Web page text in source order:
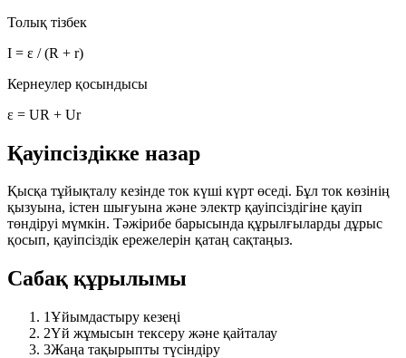
Толық тізбек
I = ε / (R + r)
Кернеулер қосындысы
ε = UR + Ur
Қауіпсіздікке назар
Қысқа тұйықталу кезінде ток күші күрт өседі. Бұл ток көзінің
қызуына, істен шығуына және электр қауіпсіздігіне қауіп
төндіруі мүмкін. Тәжірибе барысында құрылғыларды дұрыс
қосып, қауіпсіздік ережелерін қатаң сақтаңыз.
Сабақ құрылымы
1Ұйымдастыру кезеңі
2Үй жұмысын тексеру және қайталау
3Жаңа тақырыпты түсіндіру